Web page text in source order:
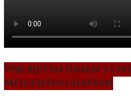
Wir bieten Ihnen 3
Mitgliedsschaften